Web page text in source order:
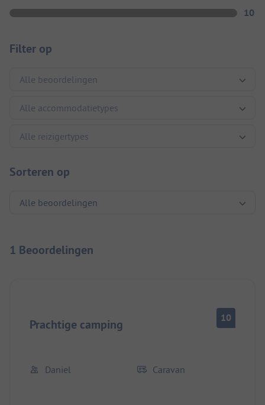
10
Filter op
Sorteren op
1 Beoordelingen
Prachtige camping 10
Daniel Caravan